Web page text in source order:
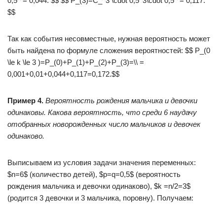
$$
Так как события несовместные, нужная вероятность может
быть найдена по формуле сложения вероятностей: $$ P_(0
\le k \le 3 )=P_(0)+P_(1)+P_(2)+P_(3)=\\ =
0,001+0,01+0,044+0,117=0,172.$$
Пример 4. Вероятность рождения мальчика и девочки
одинаковы. Какова вероятность, что среди 6 наудачу
отобранных новорожденных число мальчиков и девочек
одинаково.
Выписываем из условия задачи значения переменных:
$n=6$ (количество детей), $p=q=0,5$ (вероятность
рождения мальчика и девочки одинаково), $k =n/2=3$
(родится 3 девочки и 3 мальчика, поровну). Получаем: